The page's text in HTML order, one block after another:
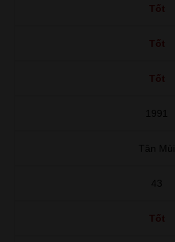
Tốt
Tốt
Tốt
1991
Tân Mùi
43
Tốt